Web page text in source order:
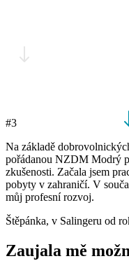
#3
Na základě
pořádanou NZDM Modrý
zkušenosti. Začala jsem
pobyty v zahraničí. V
můj profesní rozvoj.
Štěpánka, v Salingeru od
Zaujala mě